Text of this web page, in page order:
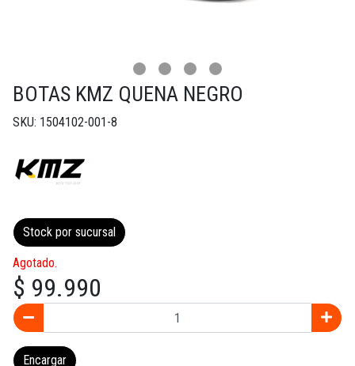
BOTAS KMZ QUENA NEGRO
SKU: 1504102-001-8
Stock por sucursal
Agotado.
$ 99.990
Encargar